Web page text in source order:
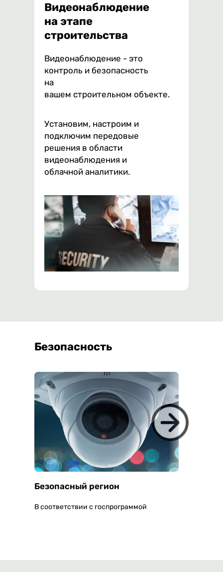
Видеонаблюдение
на этапе
строительства
Видеонаблюдение - это
контроль и безопасность
на
вашем строительном объекте.
Установим, настроим и
подключим передовые
решения в области
видеонаблюдения и
облачной аналитики.
Безопасность
Безопасный регион
В соответствии с госпрограммой